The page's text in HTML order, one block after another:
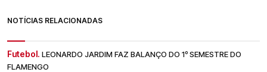
NOTÍCIAS RELACIONADAS
Futebol. LEONARDO JARDIM FAZ BALANÇO DO 1º SEMESTRE DO
FLAMENGO